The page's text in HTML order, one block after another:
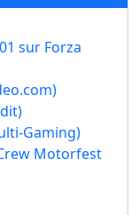
sur Forza
Gaming)
Motorfest